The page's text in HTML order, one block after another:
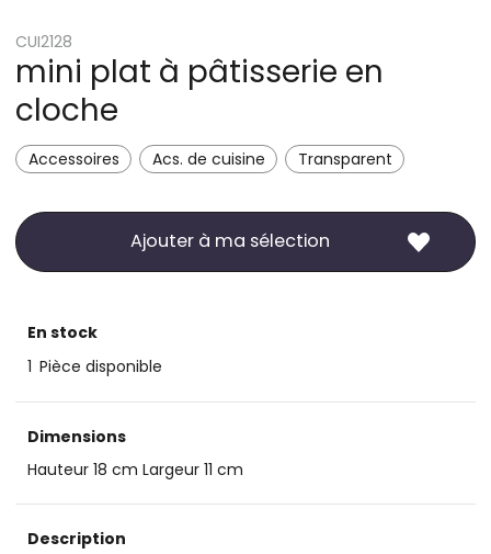
CUI2128
mini plat à pâtisserie en
cloche
Accessoires Acs. de cuisine Transparent
Ajouter à ma sélection
En stock
1 Pièce disponible
Dimensions
Hauteur 18 cm Largeur 11 cm
Description